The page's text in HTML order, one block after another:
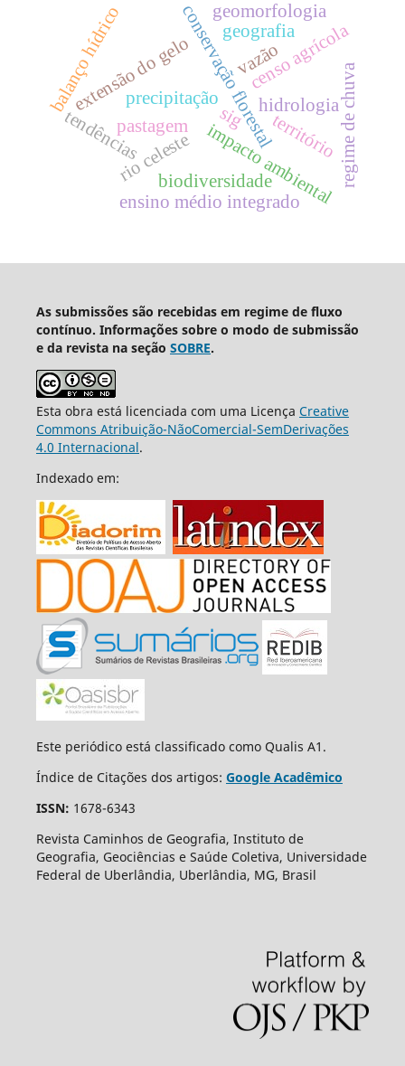
conservação florestal
impacto ambiental
censo agrícola
biodiversidade
rio celeste
tendências
precipitação
vazão
balanço hídrico geomorfologia
hidrologiaregime de chuva
extensão do gelo
território
ensino médio integrado
pastagem
geografia
sig
As submissões são recebidas em regime de fluxo
contínuo. Informações sobre o modo de submissão
e da revista na seção SOBRE.
Esta obra está licenciada com uma Licença Creative
Commons Atribuição-NãoComercial-SemDerivações
4.0 Internacional.
Indexado em:
Este periódico está classificado como Qualis A1.
Índice de Citações dos artigos: Google Acadêmico
ISSN: 1678-6343
Revista Caminhos de Geografia, Instituto de
Geografia, Geociências e Saúde Coletiva, Universidade
Federal de Uberlândia, Uberlândia, MG, Brasil